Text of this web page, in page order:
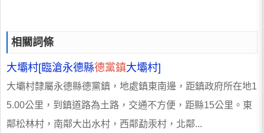
相關詞條
大壩村[臨滄永德縣德黨鎮大壩村]
大壩村隸屬永德縣德黨鎮，地處鎮東南邊，距鎮政府所在地1
5.00公里，到鎮道路為土路，交通不方便，距縣15公里。東
鄰松林村，南鄰大出水村，西鄰勐汞村，北鄰...